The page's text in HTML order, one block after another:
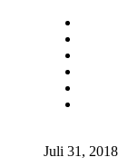
Juli 31, 2018